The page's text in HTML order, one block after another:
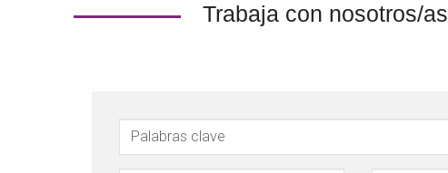
Trabaja con nosotros/as
Palabras clave